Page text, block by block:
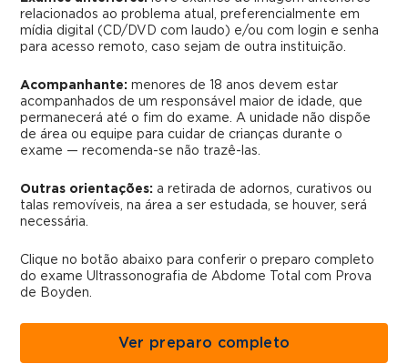
relacionados ao problema atual, preferencialmente em
mídia digital (CD/DVD com laudo) e/ou com login e senha
para acesso remoto, caso sejam de outra instituição.
Acompanhante: menores de 18 anos devem estar
acompanhados de um responsável maior de idade, que
permanecerá até o fim do exame. A unidade não dispõe
de área ou equipe para cuidar de crianças durante o
exame — recomenda-se não trazê-las.
Outras orientações: a retirada de adornos, curativos ou
talas removíveis, na área a ser estudada, se houver, será
necessária.
Clique no botão abaixo para conferir o preparo completo
do exame Ultrassonografia de Abdome Total com Prova
de Boyden.
Ver preparo completo